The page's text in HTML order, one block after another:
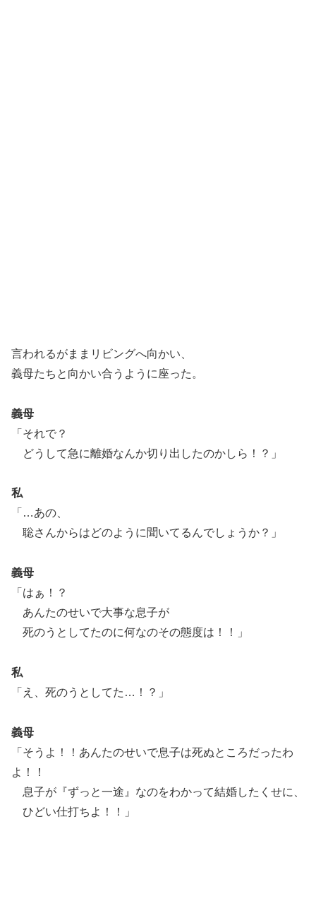
言われるがままリビングへ向かい、
義母たちと向かい合うように座った。
義母
「それで？
どうして急に離婚なんか切り出したのかしら！？」
私
「…あの、
聡さんからはどのように聞いてるんでしょうか？」
義母
「はぁ！？
あんたのせいで大事な息子が
死のうとしてたのに何なのその態度は！！」
私
「え、死のうとしてた…！？」
義母
「そうよ！！あんたのせいで息子は死ぬところだったわ
よ！！
息子が『ずっと一途』なのをわかって結婚したくせに、
ひどい仕打ちよ！！」